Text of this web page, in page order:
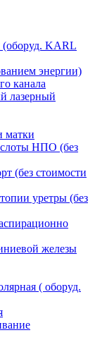
(оборуд. KARL
энергии)
канала
лазерный
матки
НПО (без
(без стоимости
уретры (без
железы
( оборуд.